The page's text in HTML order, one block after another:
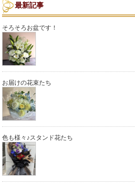
最新記事
そろそろお盆です！
お届けの花束たち
色も様々♪スタンド花たち